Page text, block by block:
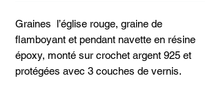
Graines l’église rouge, graine de
flamboyant et pendant navette en résine
époxy, monté sur crochet argent 925 et
protégées avec 3 couches de vernis.